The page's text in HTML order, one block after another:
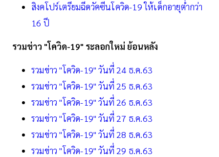
สิงคโปร์เตรียมฉีดวัคซีนโควิด-19 ให้เด็กอายุต่ำกว่า
16 ปี
รวมข่าว "โควิด-19" ระลอกใหม่ ย้อนหลัง
รวมข่าว "โควิด-19" วันที่ 24 ธ.ค.63
รวมข่าว "โควิด-19" วันที่ 25 ธ.ค.63
รวมข่าว "โควิด-19" วันที่ 26 ธ.ค.63
รวมข่าว "โควิด-19" วันที่ 27 ธ.ค.63
รวมข่าว "โควิด-19" วันที่ 28 ธ.ค.63
รวมข่าว "โควิด-19" วันที่ 29 ธ.ค.63